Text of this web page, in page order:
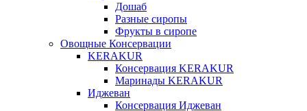
Дошаб
Разные сиропы
Фрукты в сиропе
Овощные Консервации
KERAKUR
Консервация KERAKUR
Маринады KERAKUR
Иджеван
Консервация Иджеван